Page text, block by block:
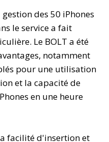
des 50 iPhones
le service a fait
Le BOLT a été
notamment
pour une utilisation
et la capacité de
en une heure
facilité d'insertion et